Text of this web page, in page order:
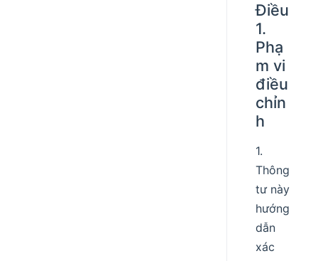
Điều
1.
Phạ
m vi
điều
chỉn
h
1.
Thông
tư này
hướng
dẫn
xác